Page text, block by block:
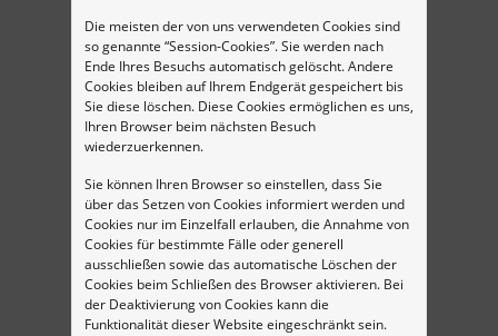
Die meisten der von uns verwendeten Cookies sind
so genannte “Session-Cookies”. Sie werden nach
Ende Ihres Besuchs automatisch gelöscht. Andere
Cookies bleiben auf Ihrem Endgerät gespeichert bis
Sie diese löschen. Diese Cookies ermöglichen es uns,
Ihren Browser beim nächsten Besuch
wiederzuerkennen.
Sie können Ihren Browser so einstellen, dass Sie
über das Setzen von Cookies informiert werden und
Cookies nur im Einzelfall erlauben, die Annahme von
Cookies für bestimmte Fälle oder generell
ausschließen sowie das automatische Löschen der
Cookies beim Schließen des Browser aktivieren. Bei
der Deaktivierung von Cookies kann die
Funktionalität dieser Website eingeschränkt sein.